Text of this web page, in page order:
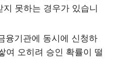
못하는 경우가 있습니
융기관에 동시에 신청하
여 오히려 승인 확률이 떨